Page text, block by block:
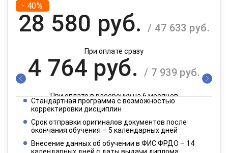
- 40%
28 580 руб. / 47 633 руб.
При оплате сразу
4 764 руб. / 7 939 руб.
При оплате в рассрочку на 6 месяцев
2 382 руб.
При оплате в рассрочку на 12 месяцев
Стандартная программа с возможностью
корректировки дисциплин
Срок отправки оригиналов документов после
окончания обучения – 5 календарных дней
Внесение данных об обучении в ФИС ФРДО – 14
календарных дней с даты выдачи диплома